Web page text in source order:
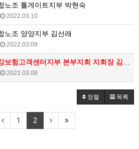
노조 톨게이트지부 박현숙
2022.03.10
노조 양양지부 김선래
2022.03.09
험고객센터지부 본부지회 지회장 김경희
2022.03.08
정렬 목록
1 2